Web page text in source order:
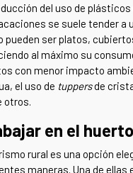
del uso de
se suele tender a
pueden ser platos,
al máximo su
con menor impacto
el uso de tuppersde
otros.
en el huerto
rural es una opción
maneras. Una de ellas